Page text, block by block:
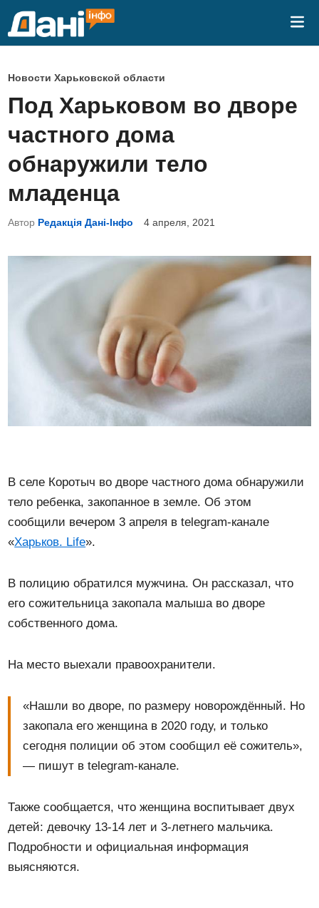
О
п
у
б
л
и
к
о
а
Новости Харьковской области
Под Харьковом во дворе
частного дома
обнаружили тело
младенца
Автор Редакція Дані-Інфо 4 апреля, 2021
В селе Коротыч во дворе частного дома обнаружили
тело ребенка, закопанное в земле. Об этом
сообщили вечером 3 апреля в telegram-канале
«Харьков. Life».
В полицию обратился мужчина. Он рассказал, что
его сожительница закопала малыша во дворе
собственного дома.
На место выехали правоохранители.
«Нашли во дворе, по размеру новорождённый. Но
закопала его женщина в 2020 году, и только
сегодня полиции об этом сообщил её сожитель»,
— пишут в telegram-канале.
Также сообщается, что женщина воспитывает двух
детей: девочку 13-14 лет и 3-летнего мальчика.
Подробности и официальная информация
выясняются.